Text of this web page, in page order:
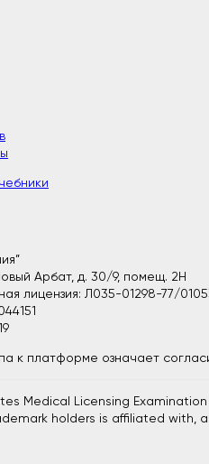
Арбат, д. 30/9, помещ. 2H
лицензия: Л035-01298-77/
к платформе означает
Medical Licensing
holders is affiliated with,